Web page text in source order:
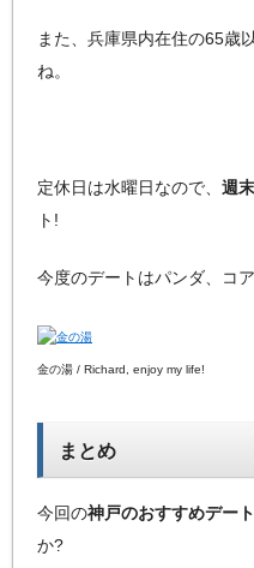
また、兵庫県内在住の65歳
ね。
定休日は水曜日なので、 週
ト!
今度のデートはパンダ、コ
金の湯 / Richard, enjoy my life!
まとめ
今回の神戸のおすすめデー
か?